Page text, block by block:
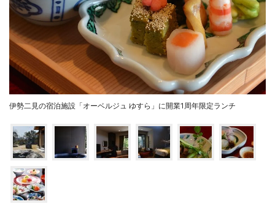
伊勢二見の宿泊施設「オーベルジュ ゆすら」に開業1周年限定ランチ